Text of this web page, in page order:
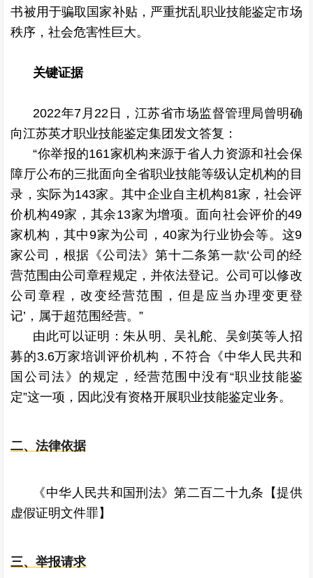
书被用于骗取国家补贴， 严重扰乱职业技能鉴定市场
秩序，社会危害性巨大。
关键证据
2022年7月22日，江苏省市场监督管理局曾明确
向江苏英才职业技能鉴定集团发文答复：
“你举报的161家机构来源于省人力资源和社会保
障厅公布的三批面向全省职业技能等级认定机构的目
录，实际为143家。其中企业自主机构81家，社会评
价机构49家，其余13家为增项。面向社会评价的49
家机构，其中9家为公司，40家为行业协会等。这9
家公司，根据《公司法》第十二条第一款‘公司的经
营范围由公司章程规定，并依法登记。公司可以修改
公司章程，改变经营范围，但是应当办理变更登
记’，属于超范围经营。”
由此可以证明：朱从明、吴礼舵、吴剑英等人招
募的3.6万家培训评价机构，不符合《中华人民共和
国公司法》的规定，经营范围中没有“职业技能鉴
定”这一项，因此没有资格开展职业技能鉴定业务。
二、法律依据
《中华人民共和国刑法》第二百二十九条【提供
虚假证明文件罪】
三、举报请求